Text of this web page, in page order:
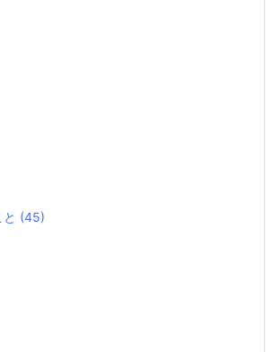
(45)